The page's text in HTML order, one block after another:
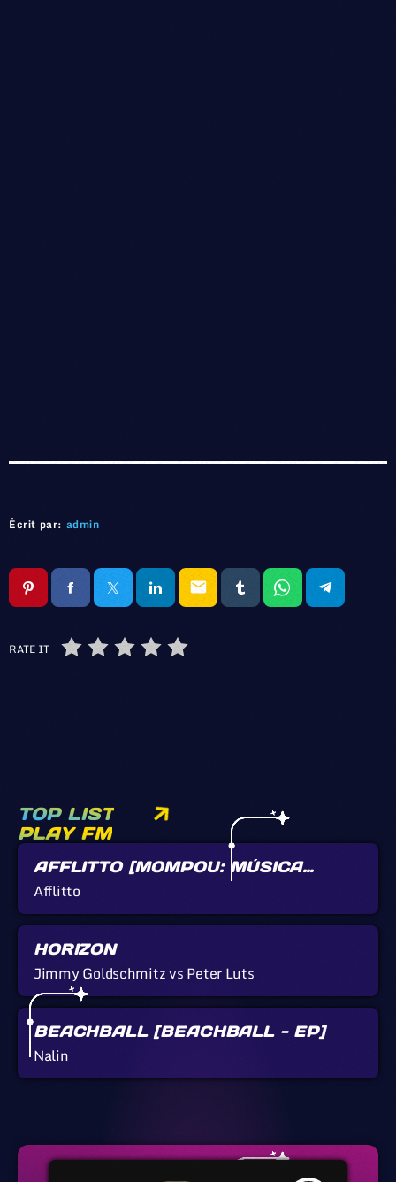
Écrit par: admin
email
RATE IT
TOP LIST
PLAY FM
AFFLITTO [MOMPOU: MÚSICA
CALLADA]
Afflitto
HORIZON
Jimmy Goldschmitz vs Peter Luts
BEACHBALL [BEACHBALL - EP]
Nalin